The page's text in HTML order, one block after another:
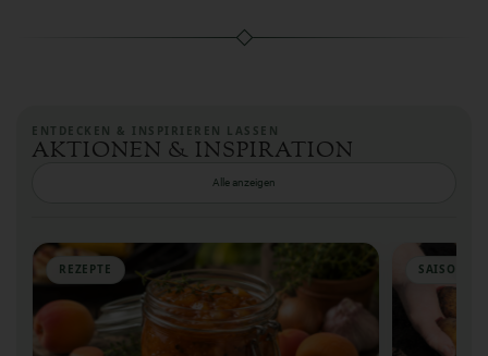
ENTDECKEN & INSPIRIEREN LASSEN
AKTIONEN & INSPIRATION
Alle anzeigen
REZEPTE SAISON